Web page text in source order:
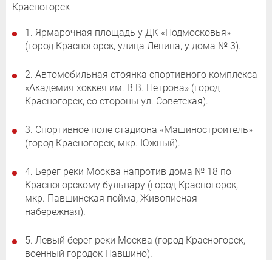
Красногорск
1. Ярмарочная площадь у ДК «Подмосковья»
(город Красногорск, улица Ленина, у дома № 3).
2. Автомобильная стоянка спортивного комплекса
«Академия хоккея им. В.В. Петрова» (город
Красногорск, со стороны ул. Советская).
3. Спортивное поле стадиона «Машиностроитель»
(город Красногорск, мкр. Южный).
4. Берег реки Москва напротив дома № 18 по
Красногорскому бульвару (город Красногорск,
мкр. Павшинская пойма, Живописная
набережная).
5. Левый берег реки Москва (город Красногорск,
военный городок Павшино).